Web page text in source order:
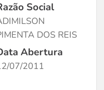
Social
DOS REIS
Abertura
07/2011